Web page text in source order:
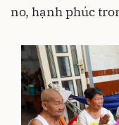
no, hạnh phúc